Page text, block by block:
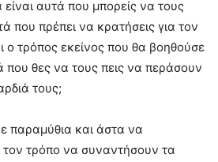
αυτά που μπορείς να τους
που πρέπει να κρατήσεις για τον
ο τρόπος εκείνος που θα βοηθούσε
που θες να τους πεις να περάσουν
τους;
παραμύθια και άστα να
τρόπο να συναντήσουν τα